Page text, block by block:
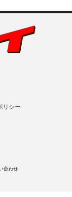
リシー
合わせ